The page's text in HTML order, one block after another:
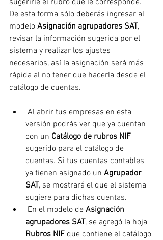
sugerirle el rubro que le corresponde.
De esta forma sólo deberás ingresar al
modelo Asignación agrupadores SAT,
revisar la información sugerida por el
sistema y realizar los ajustes
necesarios, así la asignación será más
rápida al no tener que hacerla desde el
catálogo de cuentas.
versión podrás ver que ya cuentan
con un Catálogo de rubros NIF
sugerido para el catálogo de
cuentas. Si tus cuentas contables
ya tienen asignado un Agrupador
SAT, se mostrará el que el sistema
sugiere para dichas cuentas.
En el modelo de Asignación
agrupadores SAT, se agregó la hoja
Rubros NIF que contiene el catálogo